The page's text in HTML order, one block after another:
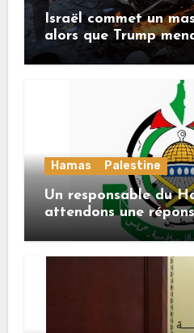
Israël commet un
alors que Trump
«décapitation»
Hamas Palestine
Un responsable du
attendons une
Mladenov